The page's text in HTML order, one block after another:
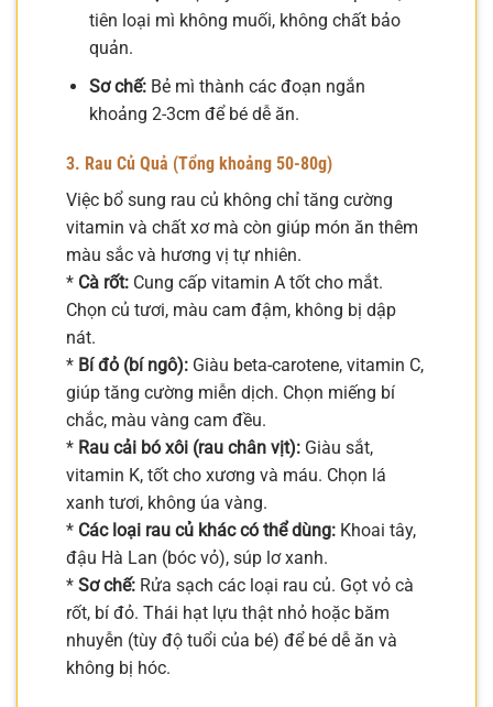
tiên loại mì không muối, không chất bảo
quản.
Sơ chế:Bẻ mì thành các đoạn ngắn
khoảng 2-3cm để bé dễ ăn.
3. Rau Củ Quả (Tổng khoảng 50-80g)
Việc bổ sung rau củ không chỉ tăng cường
vitamin và chất xơ mà còn giúp món ăn thêm
màu sắc và hương vị tự nhiên.
* Cà rốt: Cung cấp vitamin A tốt cho mắt.
Chọn củ tươi, màu cam đậm, không bị dập
nát.
* Bí đỏ (bí ngô): Giàu beta-carotene, vitamin C,
giúp tăng cường miễn dịch. Chọn miếng bí
chắc, màu vàng cam đều.
* Rau cải bó xôi (rau chân vịt): Giàu sắt,
vitamin K, tốt cho xương và máu. Chọn lá
xanh tươi, không úa vàng.
* Các loại rau củ khác có thể dùng: Khoai tây,
đậu Hà Lan (bóc vỏ), súp lơ xanh.
* Sơ chế: Rửa sạch các loại rau củ. Gọt vỏ cà
rốt, bí đỏ. Thái hạt lựu thật nhỏ hoặc băm
nhuyễn (tùy độ tuổi của bé) để bé dễ ăn và
không bị hóc.